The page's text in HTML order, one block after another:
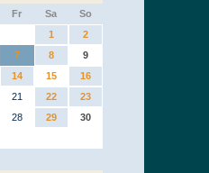
Fr Sa
So
1
2
7 8
9
14 15
16
21 22
23
28 29
30